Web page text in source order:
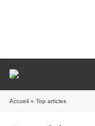
Accueil » Top articles